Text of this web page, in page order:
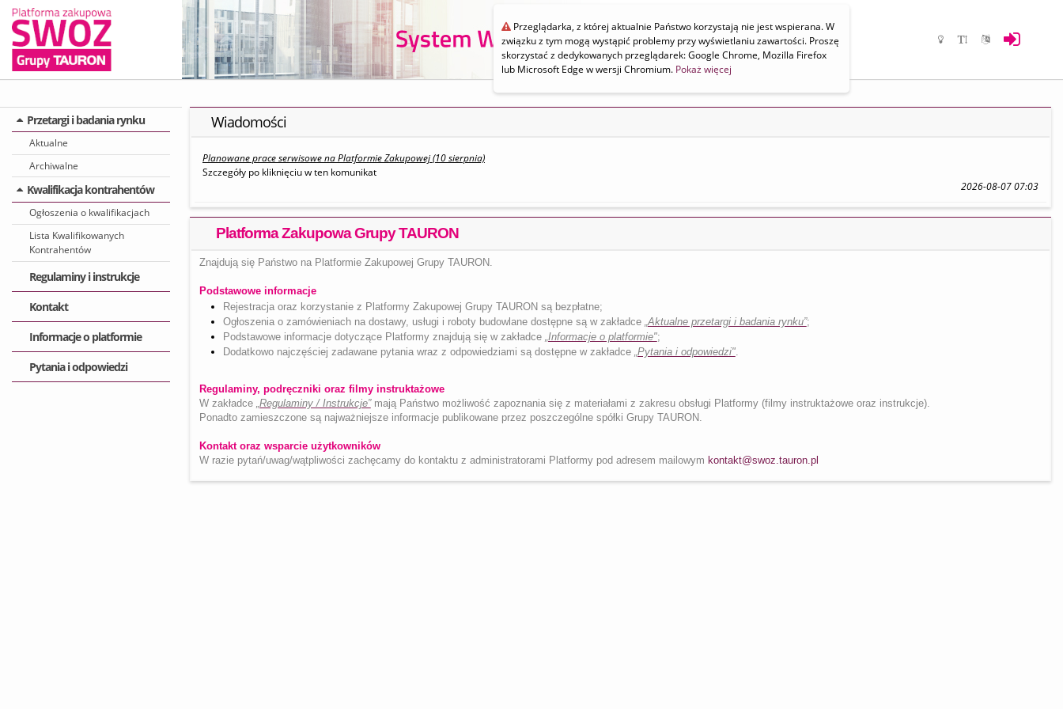
Przeglądarka, z której aktualnie Państwo korzystają nie jest wspierana. W
związku z tym mogą wystąpić problemy przy wyświetlaniu zawartości. Proszę
skorzystać z dedykowanych przeglądarek: Google Chrome, Mozilla Firefox
lub Microsoft Edge w wersji Chromium. Pokaż więcej
Przetargi i badania rynku
Aktualne
Archiwalne
Kwalifikacja kontrahentów
Ogłoszenia o kwalifikacjach
Lista Kwalifikowanych
Kontrahentów
Regulaminy i instrukcje
Kontakt
Informacje o platformie
Pytania i odpowiedzi
Wiadomości
Planowane prace serwisowe na Platformie Zakupowej (10 sierpnia)
Szczegóły po kliknięciu w ten komunikat
2026-08-07 07:03
Platforma Zakupowa Grupy TAURON
Znajdują się Państwo na Platformie Zakupowej Grupy TAURON.
Podstawowe informacje
Rejestracja oraz korzystanie z Platformy Zakupowej Grupy TAURON są bezpłatne;
Ogłoszenia o zamówieniach na dostawy, usługi i roboty budowlane dostępne są w zakładce Aktualne przetargi i badania rynku”;
Podstawowe informacje dotyczące Platformy znajdują się w zakładce „Informacje o platformie";
Dodatkowo najczęściej zadawane pytania wraz z odpowiedziami są dostępne w zakładce „Pytania i odpowiedzi".
Regulaminy, podręczniki oraz filmy instruktażowe
W zakładce „Regulaminy / Instrukcje”mają Państwo możliwość zapoznania się z materiałami z zakresu obsługi Platformy (filmy instruktażowe oraz instrukcje).
Ponadto zamieszczone są najważniejsze informacje publikowane przez poszczególne spółki Grupy TAURON.
Kontakt oraz wsparcie użytkowników
W razie pytań/uwag/wątpliwości zachęcamy do kontaktu z administratorami Platformy pod adresem mailowym kontakt@swoz.tauron.pl